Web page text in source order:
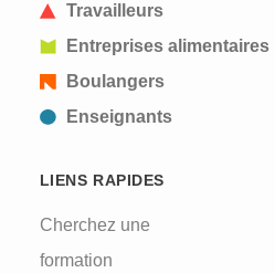
Travailleurs
Entreprises alimentaires
Boulangers
Enseignants
LIENS RAPIDES
Cherchez une
formation